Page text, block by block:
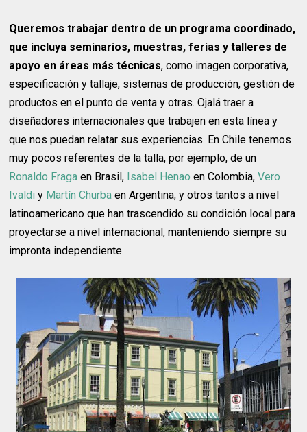
Queremos trabajar dentro de un programa coordinado,
que incluya seminarios, muestras, ferias y talleres de
apoyo en áreas más técnicas, como imagen corporativa,
especificación y tallaje, sistemas de producción, gestión de
productos en el punto de venta y otras. Ojalá traer a
diseñadores internacionales que trabajen en esta línea y
que nos puedan relatar sus experiencias. En Chile tenemos
muy pocos referentes de la talla, por ejemplo, de un
Ronaldo Fraga en Brasil, Isabel Henao en Colombia,Vero
Ivaldi y Martín Churba en Argentina, y otros tantos a nivel
latinoamericano que han trascendido su condición local para
proyectarse a nivel internacional, manteniendo siempre su
impronta independiente.